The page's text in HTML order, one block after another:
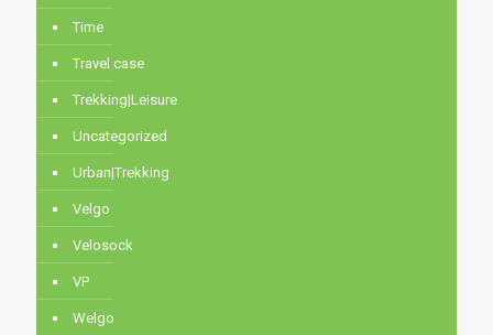
Time
Travel case
Trekking|Leisure
Uncategorized
Urban|Trekking
Velgo
Velosock
VP
Welgo